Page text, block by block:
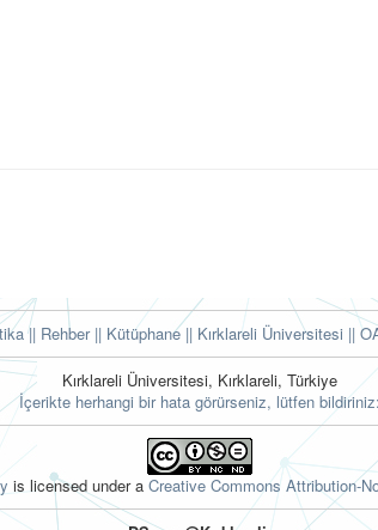
|| Rehber|| Kütüphane|| Kırklareli Üniversitesi ||
Kırklareli Üniversitesi, Kırklareli, Türkiye
İçerikte herhangi bir hata görürseniz, lütfen bildiriniz:
is licensed under a Creative Commons Attribution-